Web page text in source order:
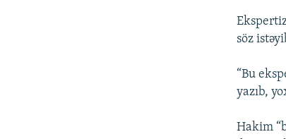
söz
“Bu
yazıb,
Hakim